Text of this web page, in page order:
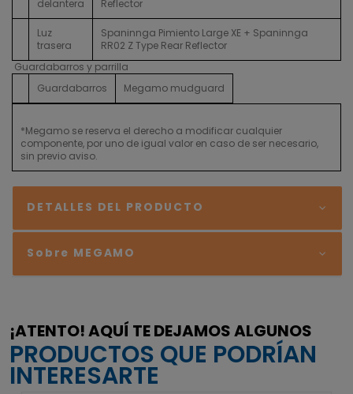
delantera
Reflector
Luz
trasera
Spaninnga Pimiento Large XE + Spaninnga
RR02 Z Type Rear Reflector
Guardabarros y parrilla
Guardabarros
Megamo mudguard
*Megamo se reserva el derecho a modificar cualquier
componente, por uno de igual valor en caso de ser necesario,
sin previo aviso.
DETALLES DEL PRODUCTO
Sobre MEGAMO
¡ATENTO! AQUÍ TE DEJAMOS ALGUNOS
PRODUCTOS QUE PODRÍAN
INTERESARTE